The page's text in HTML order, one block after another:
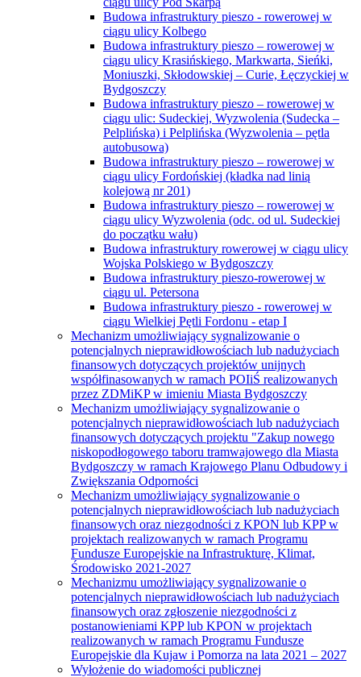
Budowa infrastruktury pieszo - rowerowej w
ciągu ulicy Kolbego
Budowa infrastruktury pieszo – rowerowej w
ciągu ulicy Krasińskiego, Markwarta, Sieńki,
Moniuszki, Skłodowskiej – Curie, Łęczyckiej w
Bydgoszczy
Budowa infrastruktury pieszo – rowerowej w
ciągu ulic: Sudeckiej, Wyzwolenia (Sudecka –
Pelplińska) i Pelplińska (Wyzwolenia – pętla
autobusowa)
Budowa infrastruktury pieszo – rowerowej w
ciągu ulicy Fordońskiej (kładka nad linią
kolejową nr 201)
Budowa infrastruktury pieszo – rowerowej w
ciągu ulicy Wyzwolenia (odc. od ul. Sudeckiej
do początku wału)
Budowa infrastruktury rowerowej w ciągu ulicy
Wojska Polskiego w Bydgoszczy
Budowa infrastruktury pieszo-rowerowej w
ciągu ul. Petersona
Budowa infrastruktury pieszo - rowerowej w
ciągu Wielkiej Pętli Fordonu - etap I
Mechanizm umożliwiający sygnalizowanie o
potencjalnych nieprawidłowościach lub nadużyciach
finansowych dotyczących projektów unijnych
współfinasowanych w ramach POIiŚ realizowanych
przez ZDMiKP w imieniu Miasta Bydgoszczy
Mechanizm umożliwiający sygnalizowanie o
potencjalnych nieprawidłowościach lub nadużyciach
finansowych dotyczących projektu "Zakup nowego
niskopodłogowego taboru tramwajowego dla Miasta
Bydgoszczy w ramach Krajowego Planu Odbudowy i
Zwiększania Odporności
Mechanizm umożliwiający sygnalizowanie o
potencjalnych nieprawidłowościach lub nadużyciach
finansowych oraz niezgodności z KPON lub KPP w
projektach realizowanych w ramach Programu
Fundusze Europejskie na Infrastrukturę, Klimat,
Środowisko 2021-2027
Mechanizmu umożliwiający sygnalizowanie o
potencjalnych nieprawidłowościach lub nadużyciach
finansowych oraz zgłoszenie niezgodności z
postanowieniami KPP lub KPON w projektach
realizowanych w ramach Programu Fundusze
Europejskie dla Kujaw i Pomorza na lata 2021 – 2027
Wyłożenie do wiadomości publicznej